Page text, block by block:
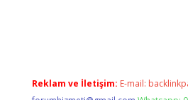
Reklam ve İletişim: E-mail: